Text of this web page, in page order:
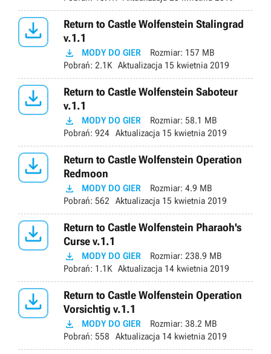

Return to Castle Wolfenstein Stalingrad
v.1.1
 MODY DO GIER Rozmiar: 157 MB
Pobrań: 2.1K Aktualizacja 15 kwietnia 2019

Return to Castle Wolfenstein Saboteur
v.1.1
 MODY DO GIER Rozmiar: 58.1 MB
Pobrań: 924 Aktualizacja 15 kwietnia 2019

Return to Castle Wolfenstein Operation
Redmoon
 MODY DO GIER Rozmiar: 4.9 MB
Pobrań: 562 Aktualizacja 15 kwietnia 2019

Return to Castle Wolfenstein Pharaoh's
Curse v.1.1
 MODY DO GIER Rozmiar: 238.9 MB
Pobrań: 1.1K Aktualizacja 14 kwietnia 2019

Return to Castle Wolfenstein Operation
Vorsichtig v.1.1
 MODY DO GIER Rozmiar: 38.2 MB
Pobrań: 558 Aktualizacja 14 kwietnia 2019